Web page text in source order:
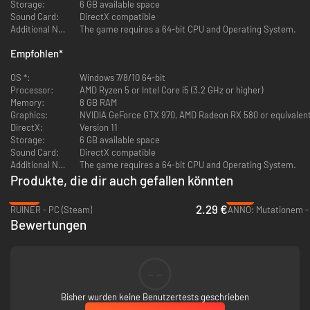
Was ist Liberated?
Actionreicher Side-Scroller
Jump’n’Run-Action.
Cyberpunk in der nahen Zukunft
Soziale Netzwerke, Gesichtserkennung, Fake News,
Bürgerbewertungssysteme. Betritt eine vertraute Welt, in der die
Gesellschaft durch moderne Technologien überwacht wird.
Ordnung und Revolution
Eine Geschichte über Autoritarismus – wie er inmitten einer Demokratie
entsteht und sie von innen heraus zerstört. Eine Gruppe aus
Freiheitskämpfern trotzt der neuen Weltordnung, doch um welchen
Verschiedene Perspektiven
Erlebe eine dramatische Erzählung durch einzigartige Perspektiven.
Storage:
6 GB available space
Sound Card:
DirectX compatible
Additional Notes:
The game requires a 64-bit CPU and Operating System.
Empfohlen*
OS *:
Windows 7/8/10 64-bit
Processor:
AMD Ryzen 5 or Intel Core i5 (3.2 GHz or higher)
Memory:
8 GB RAM
Graphics:
NVIDIA GeForce GTX 970, AMD Radeon RX 580 or
DirectX:
Version 11
Storage:
6 GB available space
Sound Card:
DirectX compatible
Additional Notes:
The game requires a 64-bit CPU and Operating System.
Produkte, die dir auch gefallen könnten
RUINER - PC (Steam)
2.29 €ANNO: Mutationem -
Bewertungen
Bisher wurden keine Benutzertests geschrieben